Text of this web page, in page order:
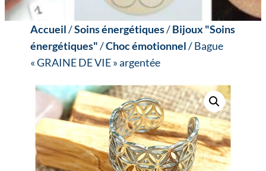
Accueil/Soins énergétiques/Bijoux "Soins
énergétiques"/Choc émotionnel/ Bague
« GRAINE DE VIE » argentée